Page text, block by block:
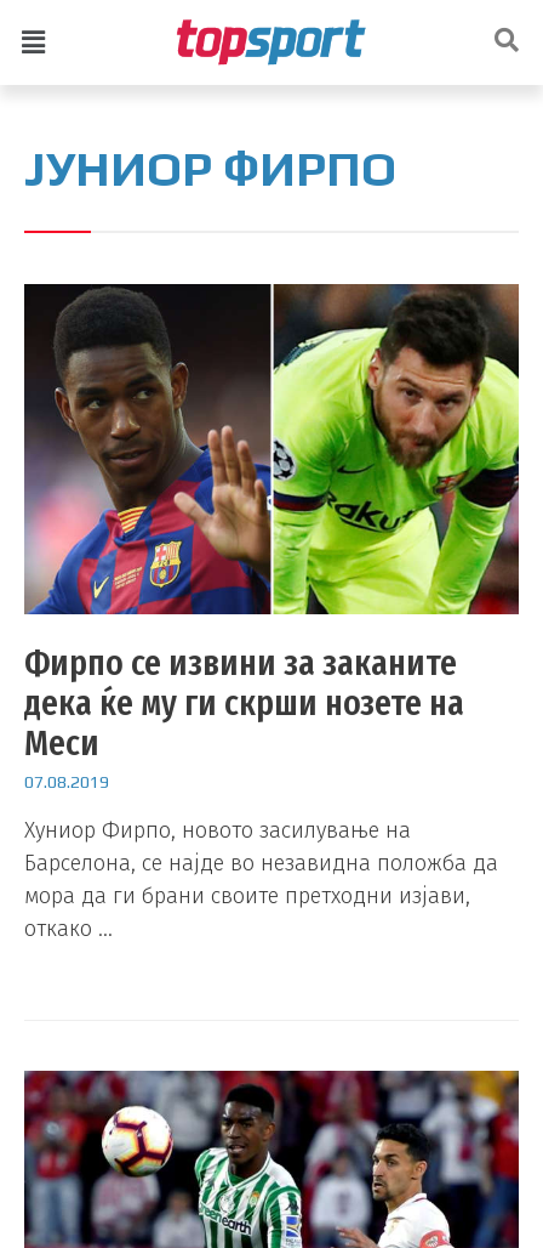
ЈУНИОР ФИРПО
Фирпо се извини за заканите
дека ќе му ги скрши нозете на
Меси
07.08.2019
Хуниор Фирпо, новото засилување на
Барселона, се најде во незавидна положба да
мора да ги брани своите претходни изјави,
откако …